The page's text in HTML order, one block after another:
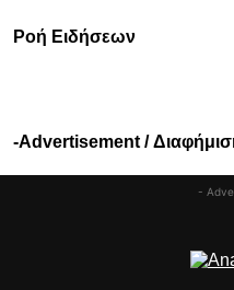
Ροή Ειδήσεων
-Advertisement /
-